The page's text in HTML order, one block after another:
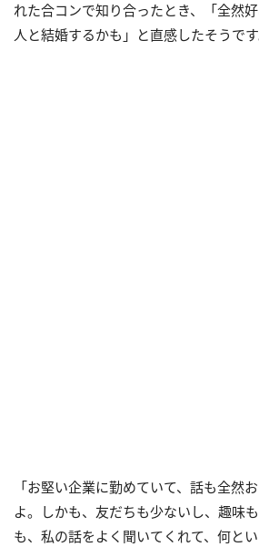
れた合コンで知り合ったとき、「全然
人と結婚するかも」と直感したそうです
「お堅い企業に勤めていて、話も全然
よ。しかも、友だちも少ないし、趣味
も、私の話をよく聞いてくれて、何と